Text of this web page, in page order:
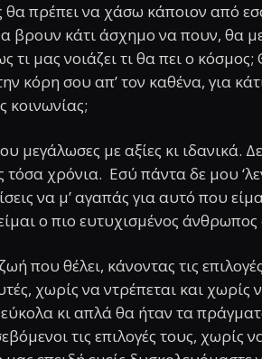
πρέπει να χάσω κάποιον από
βρουν κάτι άσχημο να πουν, θα
τι μας νοιάζει τι θα πει ο
κόρη σου απ’ τον καθένα, για
κοινωνίας;
μεγάλωσες με αξίες κι ιδανικά.
χρόνια. Εσύ πάντα δε μου
να μ’ αγαπάς για αυτό που
ο πιο ευτυχισμένος άνθρωπος
που θέλει, κάνοντας τις
χωρίς να ντρέπεται και χωρίς
εύκολα κι απλά θα ήταν τα
τις επιλογές τους, χωρίς